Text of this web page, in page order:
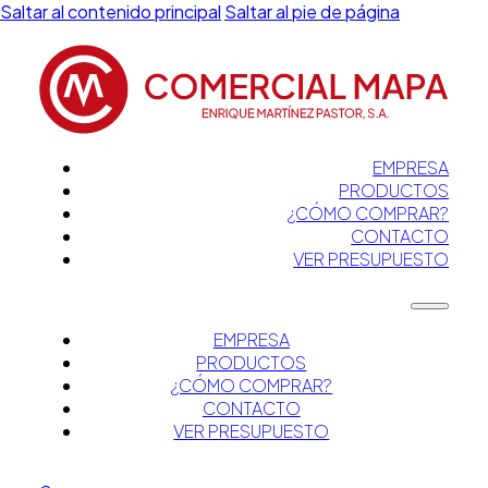
Saltar al contenido principal Saltar al pie de página
EMPRESA
PRODUCTOS
¿CÓMO COMPRAR?
CONTACTO
VER PRESUPUESTO
EMPRESA
PRODUCTOS
¿CÓMO COMPRAR?
CONTACTO
VER PRESUPUESTO